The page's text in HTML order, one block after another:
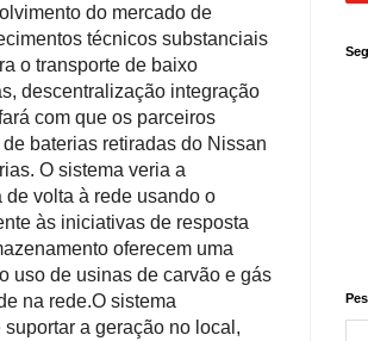
do mercado de
técnicos substanciais
o transporte de baixo
descentralização integração
com que os parceiros
baterias retiradas do Nissan
O sistema veria a
volta à rede usando o
às iniciativas de resposta
oferecem uma
uso de usinas de carvão e gás
na rede.O sistema
a geração no local,